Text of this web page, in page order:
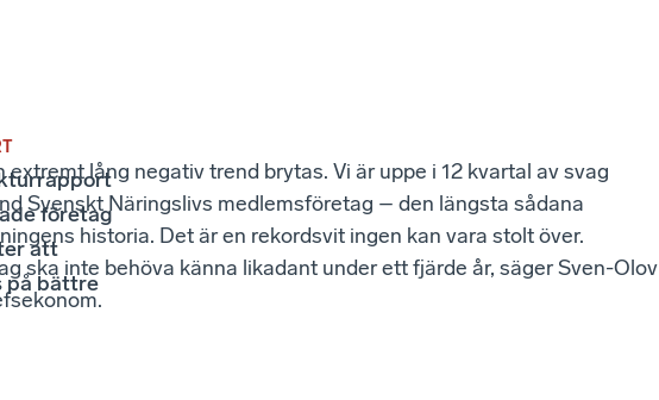
företag
att
på bättre
extremt lång negativ trend brytas. Vi är uppe i 12 kvartal av svag
Svenskt Näringslivs medlemsföretag – den längsta sådana
historia. Det är en rekordsvit ingen kan vara stolt över.
ska inte behöva känna likadant under ett fjärde år, säger Sven-Olov